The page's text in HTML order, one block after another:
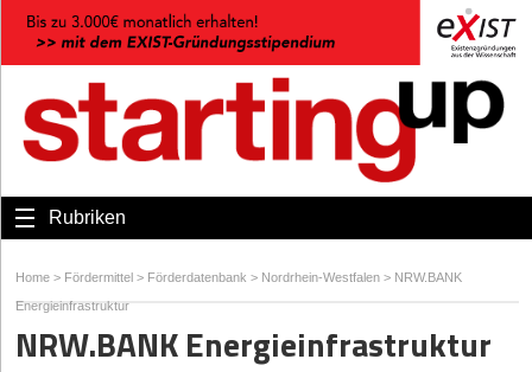
Rubriken
Home > Fördermittel > Förderdatenbank > Nordrhein-Westfalen > NRW.BANK
Energieinfrastruktur
NRW.BANK Energieinfrastruktur